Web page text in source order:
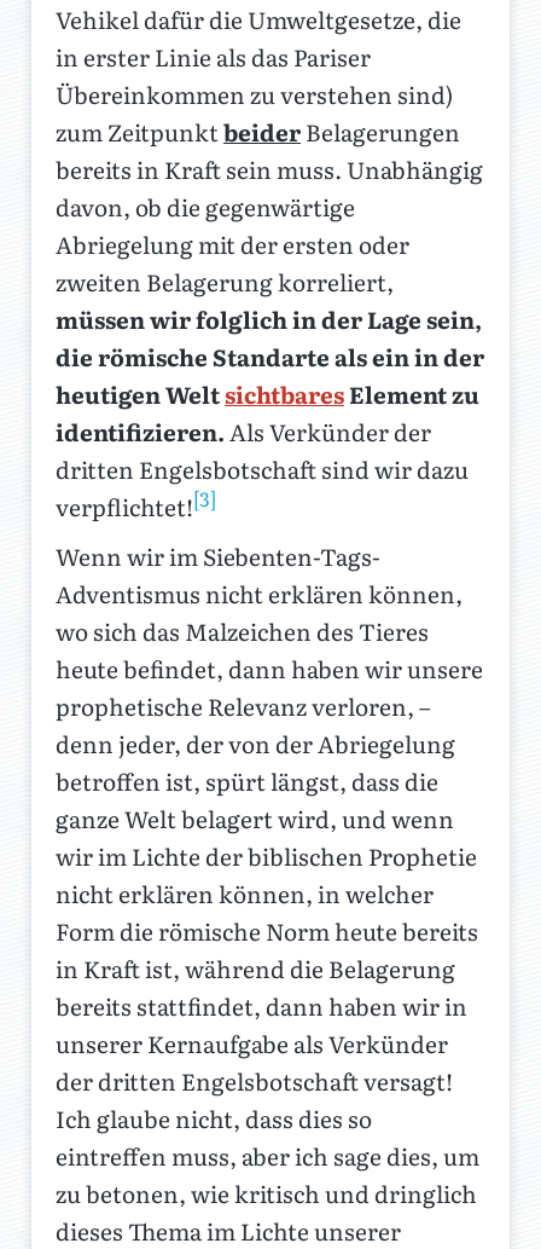
Vehikel dafür die Umweltgesetze, die
in erster Linie als das Pariser
Übereinkommen zu verstehen sind)
zum ZeitpunktbeiderBelagerungen
bereits in Kraft sein muss. Unabhängig
davon, ob die gegenwärtige
Abriegelung mit der ersten oder
zweiten Belagerung korreliert,
müssen wir folglich in der Lage sein,
die römische Standarte als ein in der
heutigen WeltsichtbaresElement zu
identifizieren.Als Verkünder der
dritten Engelsbotschaft sind wir dazu
verpflichtet![3]
Wenn wir im Siebenten-Tags-
Adventismus nicht erklären können,
wo sich das Malzeichen des Tieres
heute befindet, dann haben wir unsere
prophetische Relevanz verloren, –
denn jeder, der von der Abriegelung
betroffen ist, spürt längst, dass die
ganze Welt belagert wird, und wenn
wir im Lichte der biblischen Prophetie
nicht erklären können, in welcher
Form die römische Norm heute bereits
in Kraft ist, während die Belagerung
bereits stattfindet, dann haben wir in
unserer Kernaufgabe als Verkünder
der dritten Engelsbotschaft versagt!
Ich glaube nicht, dass dies so
eintreffen muss, aber ich sage dies, um
zu betonen, wie kritisch und dringlich
dieses Thema im Lichte unserer